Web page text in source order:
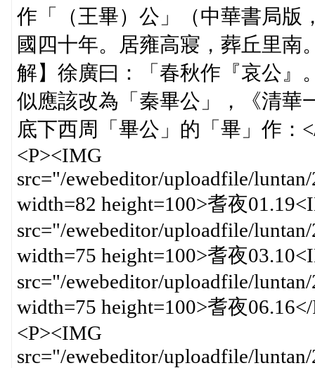
作「（王畢）公」（中華書局版
國四十年。居雍高寢，葬丘里南
解】徐廣曰：「春秋作『哀公』
似應該改為「秦畢公」，《清華
底下西周「畢公」的「畢」作：
<P><IMG
src="/ewebeditor/uploadfile/
width=82 height=100>耆夜
src="/ewebeditor/uploadfile/
width=75 height=100>耆夜
src="/ewebeditor/uploadfile/
width=75 height=100>耆夜
<P><IMG
src="/ewebeditor/uploadfile/